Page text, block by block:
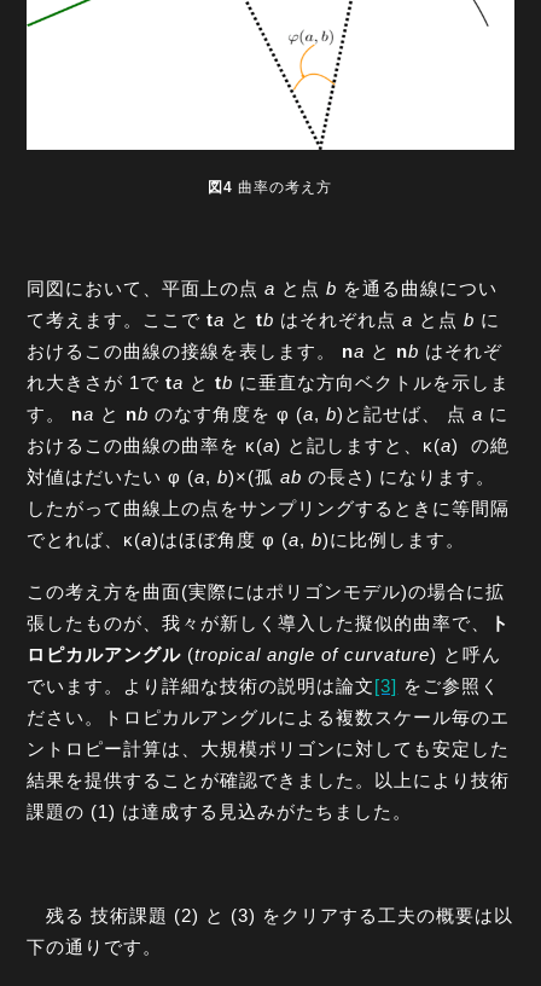
図4 曲率の考え方
同図において、平面上の点a と点b を通る曲線につい
て考えます。ここでta とtb はそれぞれ点a と点b に
おけるこの曲線の接線を表します。 na と nb はそれぞ
れ大きさが 1でta とtb に垂直な方向ベクトルを示しま
す。 na と nb のなす角度を φ (a,b)と記せば、 点a に
おけるこの曲線の曲率を κ(a) と記しますと、κ(a)
の絶
対値はだいたい φ (a,b)×(孤ab の長さ) になります。
したがって曲線上の点をサンプリングするときに等間隔
でとれば、κ(a)はほぼ角度 φ (a,b)に比例します。
この考え方を曲面(実際にはポリゴンモデル)の場合に拡
張したものが、我々が新しく導入した擬似的曲率で、
ト
ロピカルアングル (tropical angle of curvature) と呼ん
でいます。より詳細な技術の説明は論文[3] をご参照く
ださい。トロピカルアングルによる複数スケール毎のエ
ントロピー計算は、大規模ポリゴンに対しても安定した
結果を提供することが確認できました。以上により技術
課題の (1) は達成する見込みがたちました。
残る 技術課題 (2) と (3) をクリアする工夫の概要は以
下の通りです。